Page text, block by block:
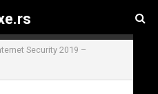
Security 2019 –